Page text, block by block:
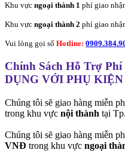
Khu vực ngoại thành 1 phí giao
Khu vực ngoại thành 2 phí giao
Vui lòng gọi số Hotline:
Chính Sách Hỗ Trợ
DỤNG VỚI PHỤ
Chúng tôi sẽ giao hàng miễn
trong khu vực nội thành tại
Chúng tôi sẽ giao hàng miễn
VNĐ trong khu vực ngoại